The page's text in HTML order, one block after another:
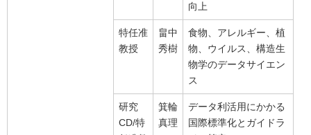
向上
特任准
教授
畠中
秀樹
食物、アレルギー、植
物、ウイルス、構造生
物学のデータサイエン
ス
研究
CD/特
箕輪
真理
データ利活用にかかる
国際標準化とガイドラ